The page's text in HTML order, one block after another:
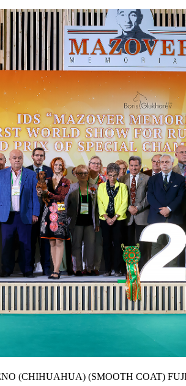
(CHIHUAHUA) (SMOOTH COAT)